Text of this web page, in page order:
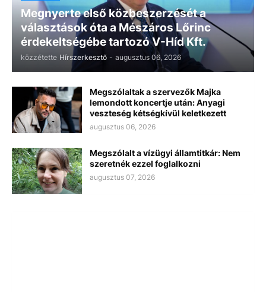
Megnyerte első közbeszerzését a
választások óta a Mészáros Lőrinc
érdekeltségébe tartozó V-Híd Kft.
közzétette Hírszerkesztő - augusztus 06, 2026
Megszólaltak a szervezők Majka
lemondott koncertje után: Anyagi
veszteség kétségkívül keletkezett
augusztus 06, 2026
Megszólalt a vízügyi államtitkár: Nem
szeretnék ezzel foglalkozni
augusztus 07, 2026